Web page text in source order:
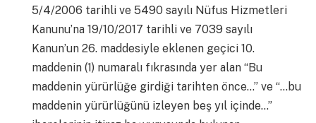
5/4/2006 tarihli ve 5490 sayılı Nüfus Hizmetleri
Kanunu’na 19/10/2017 tarihli ve 7039 sayılı
Kanun’un 26. maddesiyle eklenen geçici 10.
maddenin (1) numaralı fıkrasında yer alan “Bu
maddenin yürürlüğe girdiği tarihten önce…” ve “…bu
maddenin yürürlüğünü izleyen beş yıl içinde…”